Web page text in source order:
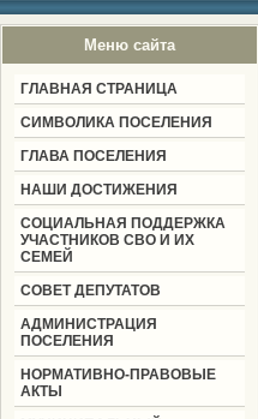
Меню сайта
ГЛАВНАЯ СТРАНИЦА
СИМВОЛИКА ПОСЕЛЕНИЯ
ГЛАВА ПОСЕЛЕНИЯ
НАШИ ДОСТИЖЕНИЯ
СОЦИАЛЬНАЯ ПОДДЕРЖКА
УЧАСТНИКОВ СВО И ИХ
СЕМЕЙ
СОВЕТ ДЕПУТАТОВ
АДМИНИСТРАЦИЯ
ПОСЕЛЕНИЯ
НОРМАТИВНО-ПРАВОВЫЕ
АКТЫ